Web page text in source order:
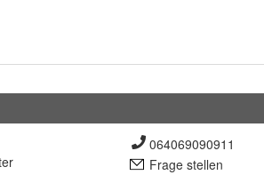
064069090911
Frage stellen